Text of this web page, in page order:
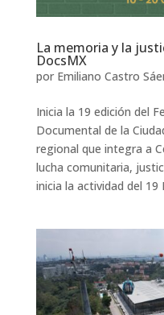
La memoria y la
DocsMX
por Emiliano Castro
Inicia la 19 edición del
Documental de la
regional que integra a
lucha comunitaria,
inicia la actividad del 19